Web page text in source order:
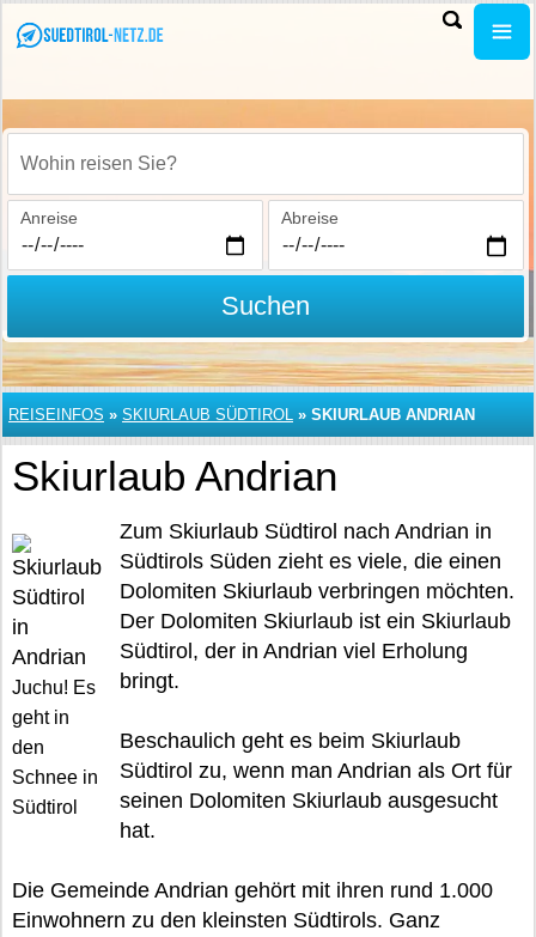
Wohin reisen Sie?
Anreise Abreise
Suchen
REISEINFOS » SKIURLAUB SÜDTIROL » SKIURLAUB ANDRIAN
Skiurlaub Andrian
Juchu! Es
geht in
den
Schnee in
Südtirol
Zum Skiurlaub Südtirol nach Andrian in
Südtirols Süden zieht es viele, die einen
Dolomiten Skiurlaub verbringen möchten.
Der Dolomiten Skiurlaub ist ein Skiurlaub
Südtirol, der in Andrian viel Erholung
bringt.
Beschaulich geht es beim Skiurlaub
Südtirol zu, wenn man Andrian als Ort für
seinen Dolomiten Skiurlaub ausgesucht
hat.
Die Gemeinde Andrian gehört mit ihren rund 1.000
Einwohnern zu den kleinsten Südtirols. Ganz